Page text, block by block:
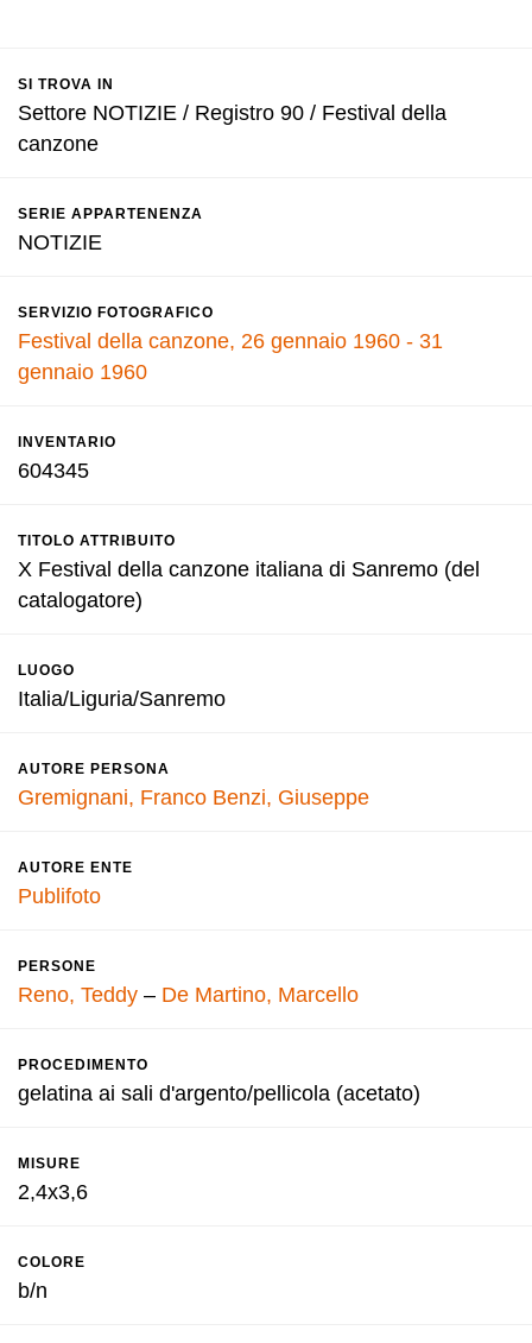
SI TROVA IN
Settore NOTIZIE / Registro 90 / Festival della
canzone
SERIE APPARTENENZA
NOTIZIE
SERVIZIO FOTOGRAFICO
Festival della canzone, 26 gennaio 1960 - 31
gennaio 1960
INVENTARIO
604345
TITOLO ATTRIBUITO
X Festival della canzone italiana di Sanremo (del
catalogatore)
LUOGO
Italia/Liguria/Sanremo
AUTORE PERSONA
Gremignani, Franco Benzi, Giuseppe
AUTORE ENTE
Publifoto
PERSONE
Reno, Teddy – De Martino, Marcello
PROCEDIMENTO
gelatina ai sali d'argento/pellicola (acetato)
MISURE
2,4x3,6
COLORE
b/n